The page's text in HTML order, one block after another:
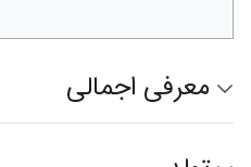
معرفی اجمالی